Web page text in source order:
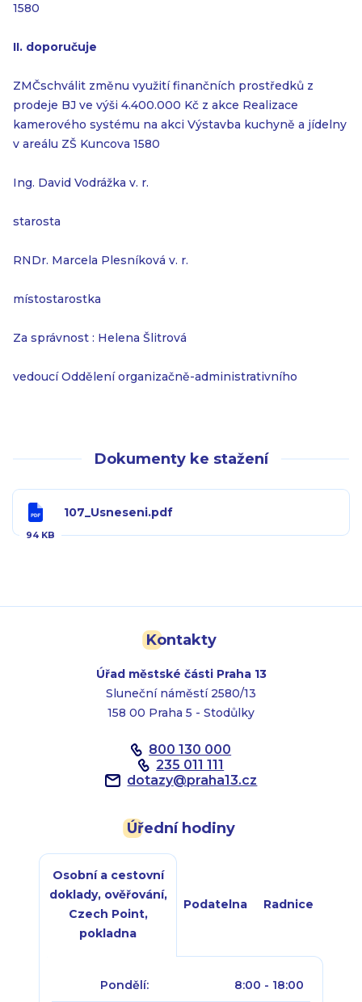
1580
II. doporučuje
ZMČschválit změnu využití finančních prostředků z
prodeje BJ ve výši 4.400.000 Kč z akce Realizace
kamerového systému na akci Výstavba kuchyně a jídelny
v areálu ZŠ Kuncova 1580
Ing. David Vodrážka v. r.
starosta
RNDr. Marcela Plesníková v. r.
místostarostka
Za správnost : Helena Šlitrová
vedoucí Oddělení organizačně-administrativního
Dokumenty ke stažení
107_Usneseni.pdf
94 KB
Kontakty
Úřad městské části Praha 13
Sluneční náměstí 2580/13
158 00 Praha 5 - Stodůlky
800 130 000
235 011 111
dotazy@praha13.cz
Úřední hodiny
Osobní a cestovní
doklady, ověřování,
Czech Point,
pokladna
Podatelna Radnice
Pondělí: 8:00 - 18:00